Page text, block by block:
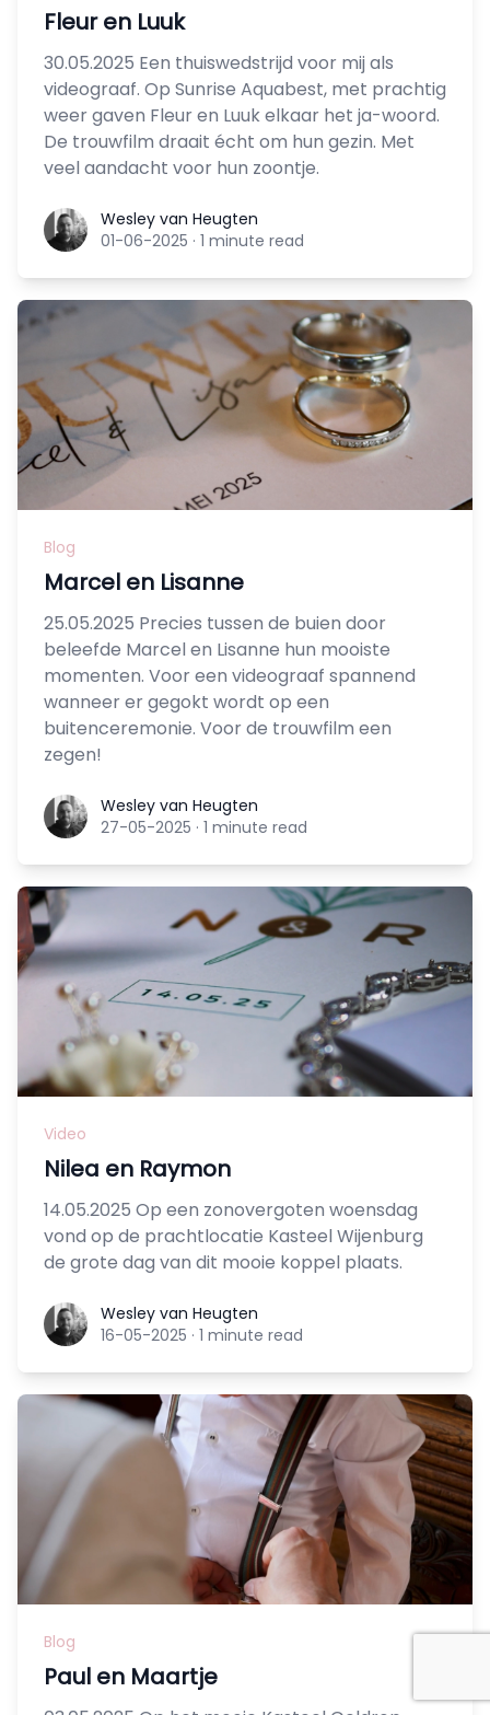
Fleur en Luuk
30.05.2025 Een thuiswedstrijd voor mij als
videograaf. Op Sunrise Aquabest, met prachtig
weer gaven Fleur en Luuk elkaar het ja-woord.
De trouwfilm draait écht om hun gezin. Met
veel aandacht voor hun zoontje.
Wesley van Heugten
Wesley van Heugten
01-06-2025 · 1 minute read
Blog
Marcel en Lisanne
25.05.2025 Precies tussen de buien door
beleefde Marcel en Lisanne hun mooiste
momenten. Voor een videograaf spannend
wanneer er gegokt wordt op een
buitenceremonie. Voor de trouwfilm een
zegen!
Wesley van Heugten
Wesley van Heugten
27-05-2025 · 1 minute read
Video
Nilea en Raymon
14.05.2025 Op een zonovergoten woensdag
vond op de prachtlocatie Kasteel Wijenburg
de grote dag van dit mooie koppel plaats.
Wesley van Heugten
Wesley van Heugten
16-05-2025 · 1 minute read
Blog
Paul en Maartje